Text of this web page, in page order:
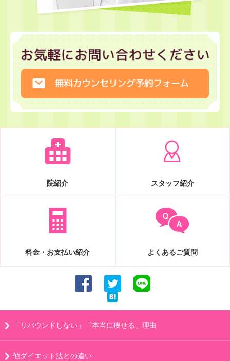
院紹介 スタッフ紹介
料金・お支払い紹介 よくあるご質問
「リバウンドしない」「本当に痩せる」理由
他ダイエット法との違い